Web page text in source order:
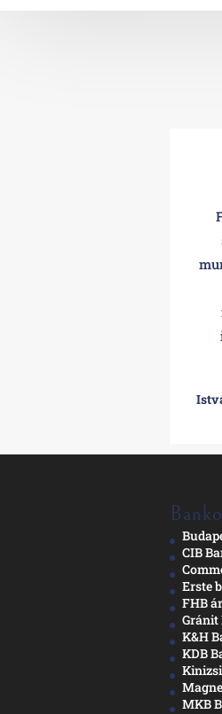
CIB
Erste
FHB
K&H
KDB
MKB